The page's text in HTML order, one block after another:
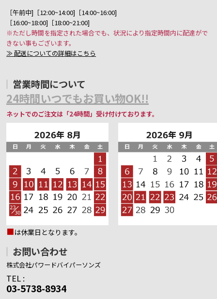
［午前中]［12:00~14:00]［14:00~16:00]
［16:00~18:00]［18:00~21:00]
※ただし時間を指定された場合でも、状況により指定時間内に配達がで
きない事もございます。
≫ 配送についての詳細はこちら
営業時間について
24時間いつでもお買い物OK!!
ネットでのご注文は「24時間」受け付けております。
■は休業日となります。
お問い合わせ
株式会社パワードバイパーソンズ
TEL :
03-5738-8934